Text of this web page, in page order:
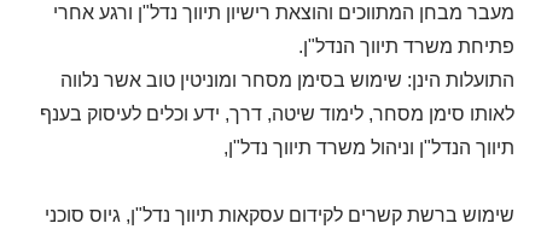
מעבר מבחן המתווכים והוצאת רישיון תיווך נדל"ן ורגע אחרי
פתיחת משרד תיווך הנדל"ן.
התועלות הינן: שימוש בסימן מסחר ומוניטין טוב אשר נלווה
לאותו סימן מסחר, לימוד שיטה, דרך, ידע וכלים לעיסוק בענף
תיווך הנדל"ן וניהול משרד תיווך נדל"ן,
שימוש ברשת קשרים לקידום עסקאות תיווך נדל"ן, גיוס סוכני